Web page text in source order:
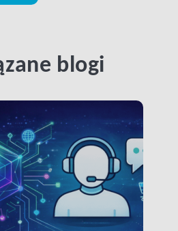
blogi
LINK BTN